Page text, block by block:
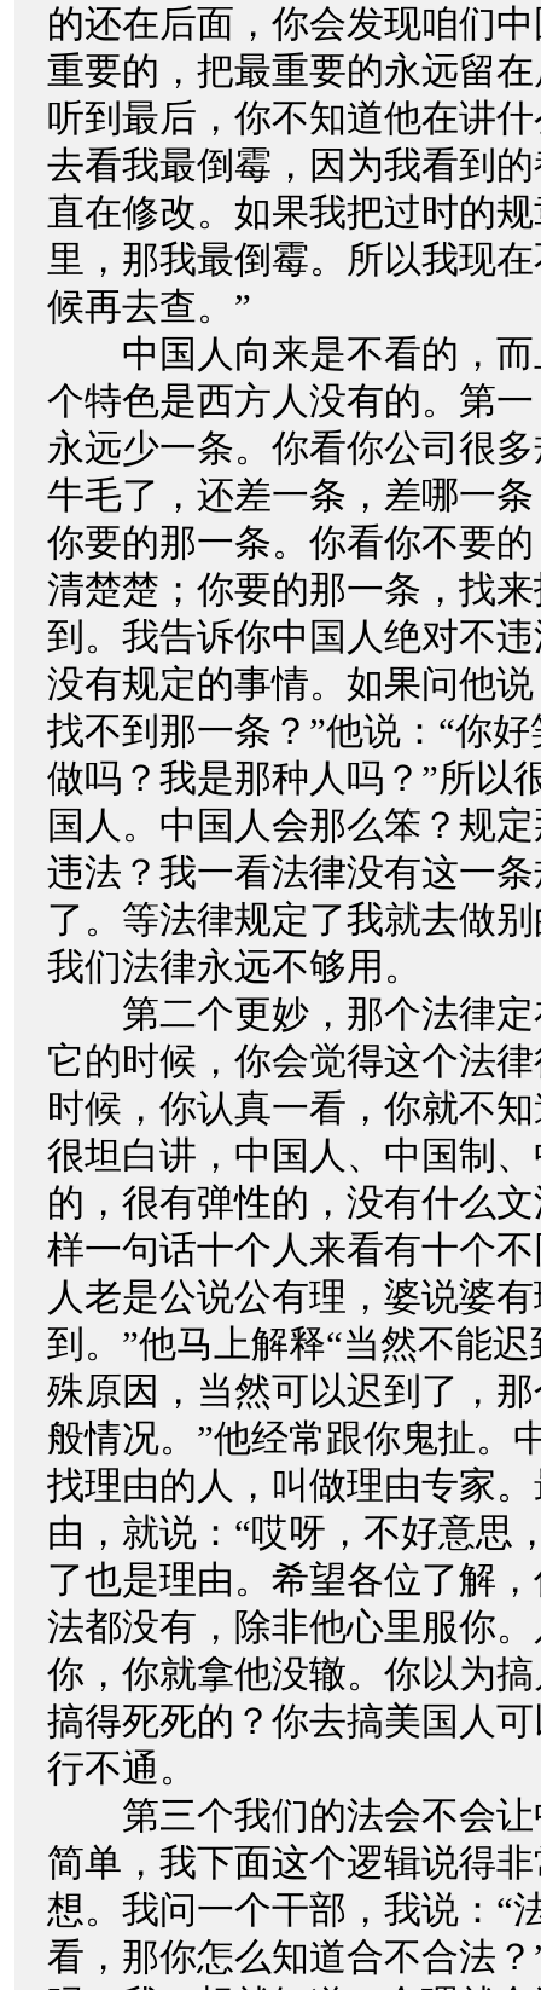
的还在后面，你会发现咱们
重要的，把最重要的永远留
听到最后，你不知道他在讲
去看我最倒霉，因为我看到
直在修改。如果我把过时的
里，那我最倒霉。所以我现
候再去查。”
中国人向来是不看的，而
个特色是西方人没有的。第
永远少一条。你看你公司很
牛毛了，还差一条，差哪一
你要的那一条。你看你不要
清楚楚；你要的那一条，找
到。我告诉你中国人绝对不
没有规定的事情。如果问他
找不到那一条？”他说：“你
做吗？我是那种人吗？”所以
国人。中国人会那么笨？规
违法？我一看法律没有这一
了。等法律规定了我就去做
我们法律永远不够用。
第二个更妙，那个法律定
它的时候，你会觉得这个法
时候，你认真一看，你就不
很坦白讲，中国人、中国制
的，很有弹性的，没有什么
样一句话十个人来看有十个
人老是公说公有理，婆说婆
到。”他马上解释“当然不能
殊原因，当然可以迟到了，
般情况。”他经常跟你鬼扯。
找理由的人，叫做理由专家
由，就说：“哎呀，不好意思
了也是理由。希望各位了解
法都没有，除非他心里服你
你，你就拿他没辙。你以为
搞得死死的？你去搞美国人
行不通。
第三个我们的法会不会让
简单，我下面这个逻辑说得
想。我问一个干部，我说：“
看，那你怎么知道合不合法